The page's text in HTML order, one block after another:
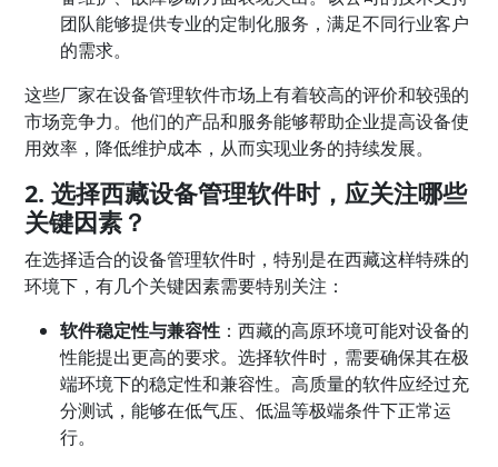
团队能够提供专业的定制化服务，满足不同行业客户
的需求。
这些厂家在设备管理软件市场上有着较高的评价和较强的
市场竞争力。他们的产品和服务能够帮助企业提高设备使
用效率，降低维护成本，从而实现业务的持续发展。
2. 选择西藏设备管理软件时，应关注哪些
关键因素？
在选择适合的设备管理软件时，特别是在西藏这样特殊的
环境下，有几个关键因素需要特别关注：
软件稳定性与兼容性 ：西藏的高原环境可能对设备的
性能提出更高的要求。选择软件时，需要确保其在极
端环境下的稳定性和兼容性。高质量的软件应经过充
分测试，能够在低气压、低温等极端条件下正常运
行。